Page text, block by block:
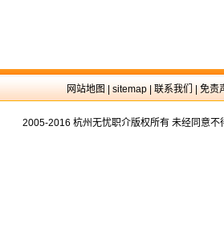
网站地图 sitemap 联系我们 免责
2005-2016 杭州无忧职介版权所有 未经同意